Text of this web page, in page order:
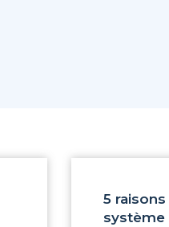
5
système